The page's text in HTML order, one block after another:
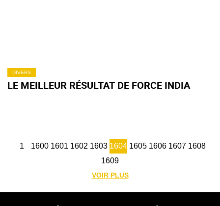
DIVERS
LE MEILLEUR RÉSULTAT DE FORCE INDIA
1 1600 1601 1602 1603 1604 1605 1606 1607 1608
1609
VOIR PLUS